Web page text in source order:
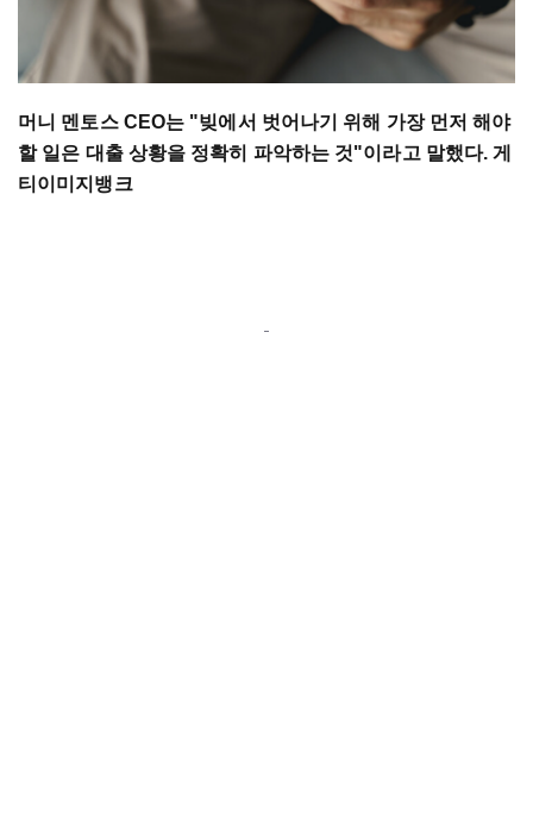
머니 멘토스 CEO는 "빚에서 벗어나기 위해 가장 먼저 해야
할 일은 대출 상황을 정확히 파악하는 것"이라고 말했다. 게
티이미지뱅크